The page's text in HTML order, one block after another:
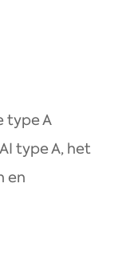
type A
type A, het
en